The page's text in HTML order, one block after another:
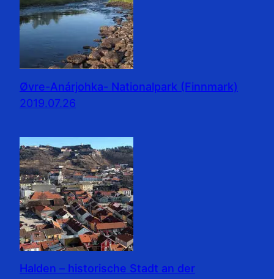
Øvre-Anárjohka- Nationalpark (Finnmark)
2019.07.26
Halden – historische Stadt an der